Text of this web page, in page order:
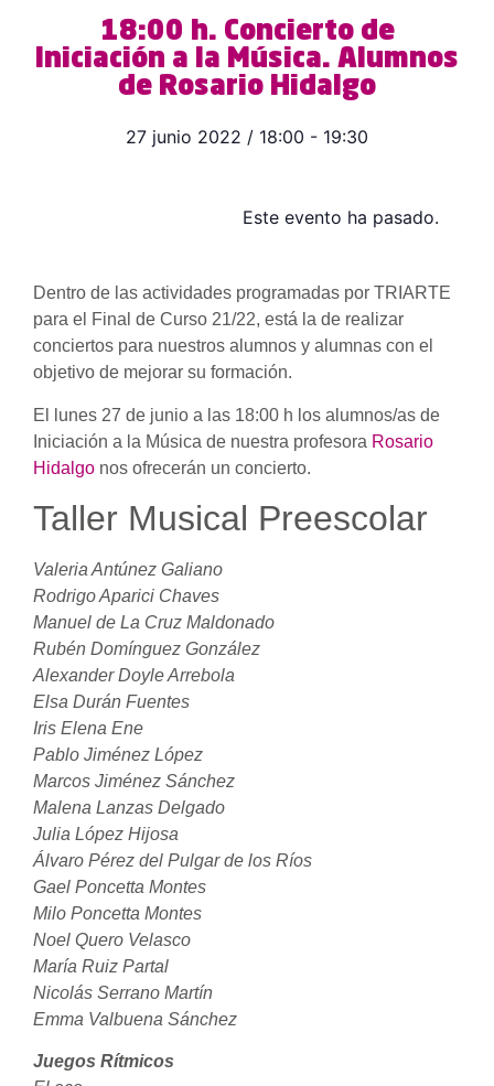
18:00 h. Concierto de
Iniciación a la Música. Alumnos
de Rosario Hidalgo
27 junio 2022 / 18:00 - 19:30
Este evento ha pasado.
Dentro de las actividades programadas por TRIARTE
para el Final de Curso 21/22, está la de realizar
conciertos para nuestros alumnos y alumnas con el
objetivo de mejorar su formación.
El lunes 27 de junio a las 18:00 h los alumnos/as de
Iniciación a la Música de nuestra profesora Rosario
Hidalgo nos ofrecerán un concierto.
Taller Musical Preescolar
Valeria Antúnez Galiano
Rodrigo Aparici Chaves
Manuel de La Cruz Maldonado
Rubén Domínguez González
Alexander Doyle Arrebola
Elsa Durán Fuentes
Iris Elena Ene
Pablo Jiménez López
Marcos Jiménez Sánchez
Malena Lanzas Delgado
Julia López Hijosa
Álvaro Pérez del Pulgar de los Ríos
Gael Poncetta Montes
Milo Poncetta Montes
Noel Quero Velasco
María Ruiz Partal
Nicolás Serrano Martín
Emma Valbuena Sánchez
Juegos Rítmicos